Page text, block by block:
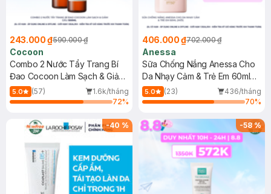
243.000 ₫590.000 ₫
Cocoon
Combo 2 Nước Tẩy Trang Bí
Đao Cocoon Làm Sạch & Giảm
Dầu 500ml
5.0 (57)
1.6k/tháng
72%
406.000 ₫702.000 ₫
Anessa
Sữa Chống Nắng Anessa Cho
Da Nhạy Cảm & Trẻ Em 60ml
(Mới)
5.0 (23)
436/tháng
70%
-40 % -58%